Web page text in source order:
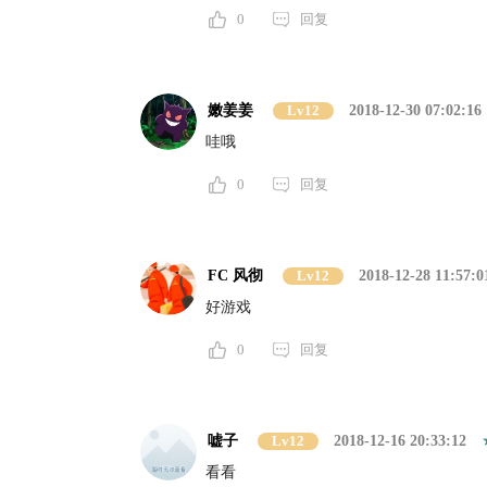
0 回复
嫩姜姜 Lv12
2018-12-30 07:02:16
哇哦
0 回复
FC 风彻 Lv12
2018-12-28
好游戏
0 回复
嘘子 Lv12
2018-12-16 20:33:12
看看